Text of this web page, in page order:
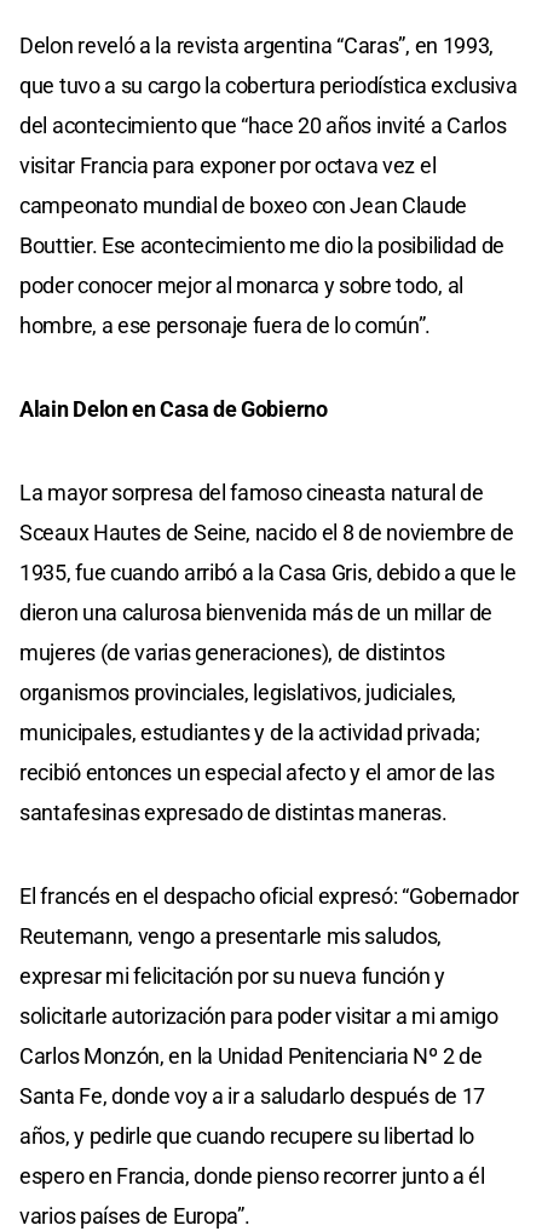
Delon reveló a la revista argentina “Caras”, en 1993,
que tuvo a su cargo la cobertura periodística exclusiva
del acontecimiento que “hace 20 años invité a Carlos
visitar Francia para exponer por octava vez el
campeonato mundial de boxeo con Jean Claude
Bouttier. Ese acontecimiento me dio la posibilidad de
poder conocer mejor al monarca y sobre todo, al
hombre, a ese personaje fuera de lo común”.
Alain Delon en Casa de Gobierno
La mayor sorpresa del famoso cineasta natural de
Sceaux Hautes de Seine, nacido el 8 de noviembre de
1935, fue cuando arribó a la Casa Gris, debido a que le
dieron una calurosa bienvenida más de un millar de
mujeres (de varias generaciones), de distintos
organismos provinciales, legislativos, judiciales,
municipales, estudiantes y de la actividad privada;
recibió entonces un especial afecto y el amor de las
santafesinas expresado de distintas maneras.
El francés en el despacho oficial expresó: “Gobernador
Reutemann, vengo a presentarle mis saludos,
expresar mi felicitación por su nueva función y
solicitarle autorización para poder visitar a mi amigo
Carlos Monzón, en la Unidad Penitenciaria Nº 2 de
Santa Fe, donde voy a ir a saludarlo después de 17
años, y pedirle que cuando recupere su libertad lo
espero en Francia, donde pienso recorrer junto a él
varios países de Europa”.